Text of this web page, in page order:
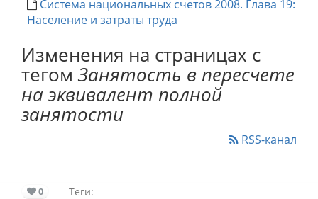
Система национальных счетов 2008. Глава 19:
Население и затраты труда
Изменения на страницах с
тегом Занятость в пересчете
на эквивалент полной
занятости
RSS-канал
0 Теги: